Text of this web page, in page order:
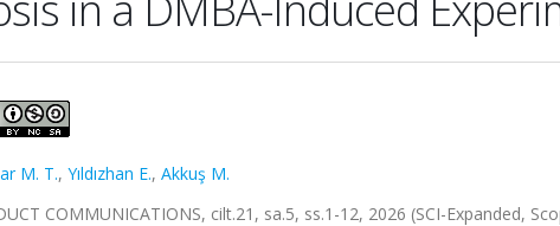
M. T., Yıldızhan E., Akkuş M.
COMMUNICATIONS, cilt.21, sa.5, ss.1-12, 2026 (SCI-Expanded,